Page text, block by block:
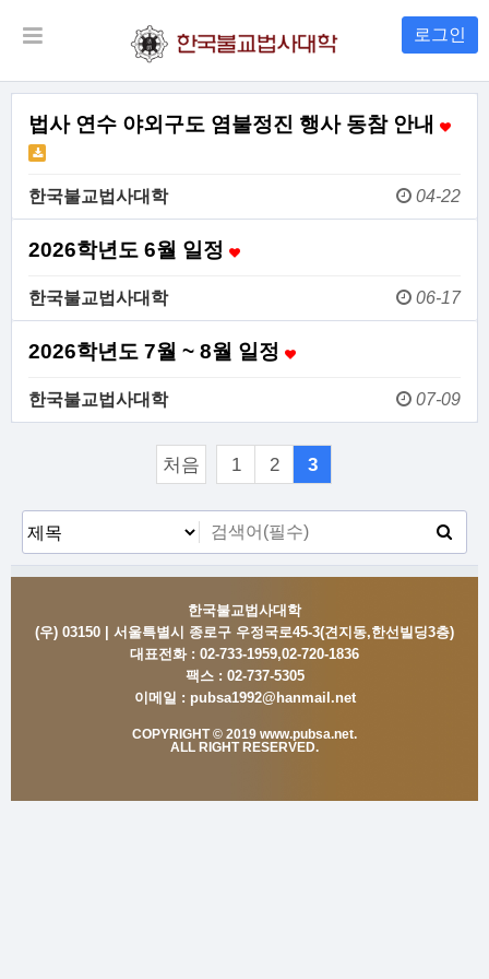
로그인
법사 연수 야외구도 염불정진 행사 동참 안내
한국불교법사대학 04-22
2026학년도 6월 일정
한국불교법사대학 06-17
2026학년도 7월 ~ 8월 일정
한국불교법사대학 07-09
처음 1 2 3
한국불교법사대학
(우) 03150 | 서울특별시 종로구 우정국로45-3(견지동,한선빌딩3층)
대표전화 : 02-733-1959,02-720-1836
팩스 : 02-737-5305
이메일 : pubsa1992@hanmail.net
COPYRIGHT © 2019 www.pubsa.net.
ALL RIGHT RESERVED.